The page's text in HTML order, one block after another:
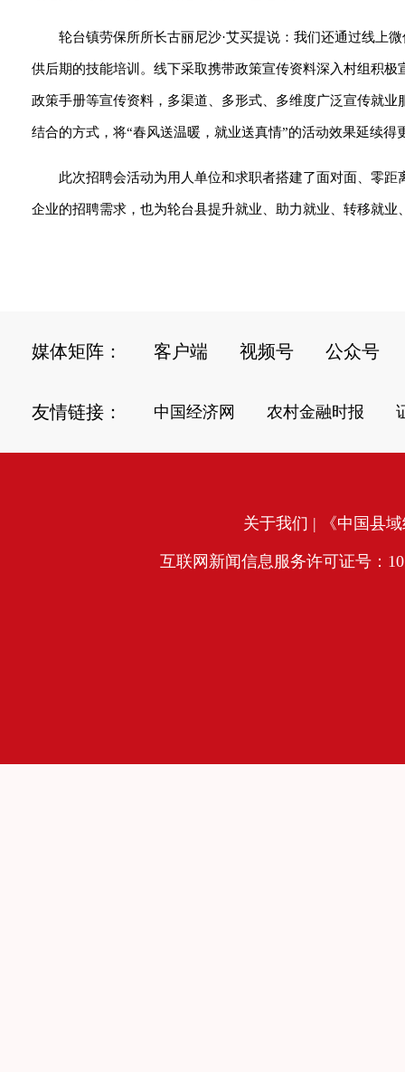
轮台镇劳保所所长古丽尼沙·艾买提说：我们还通过线上
供后期的技能培训。线下采取携带政策宣传资料深入村组积
政策手册等宣传资料，多渠道、多形式、多维度广泛宣传就
结合的方式，将“春风送温暖，就业送真情”的活动效果延续得
此次招聘会活动为用人单位和求职者搭建了面对面、零
企业的招聘需求，也为轮台县提升就业、助力就业、转移就
媒体矩阵： 客户端 视频号 公众号
友情链接： 中国经济网 农村金融时报
关于我们 | 《中国县
互联网新闻信息服务许可证号：